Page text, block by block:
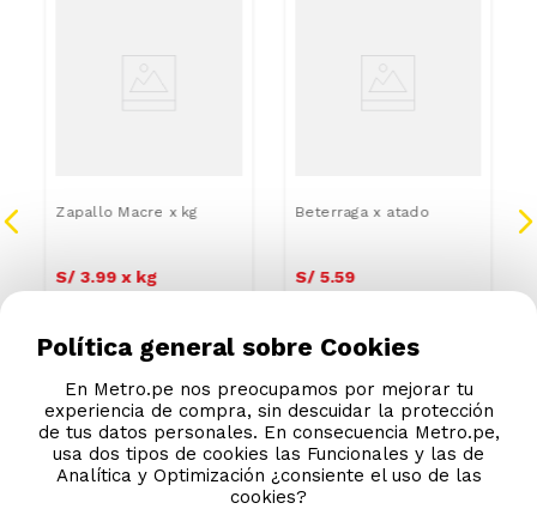
Zapallo Macre x kg
S/ 3.99x kg
Beterraga x atado
S/ 5.59
Política general sobre Cookies
En Metro.pe nos preocupamos por mejorar tu
experiencia de compra, sin descuidar la protección
de tus datos personales. En consecuencia Metro.pe,
usa dos tipos de cookies las Funcionales y las de
Analítica y Optimización ¿consiente el uso de las
cookies?